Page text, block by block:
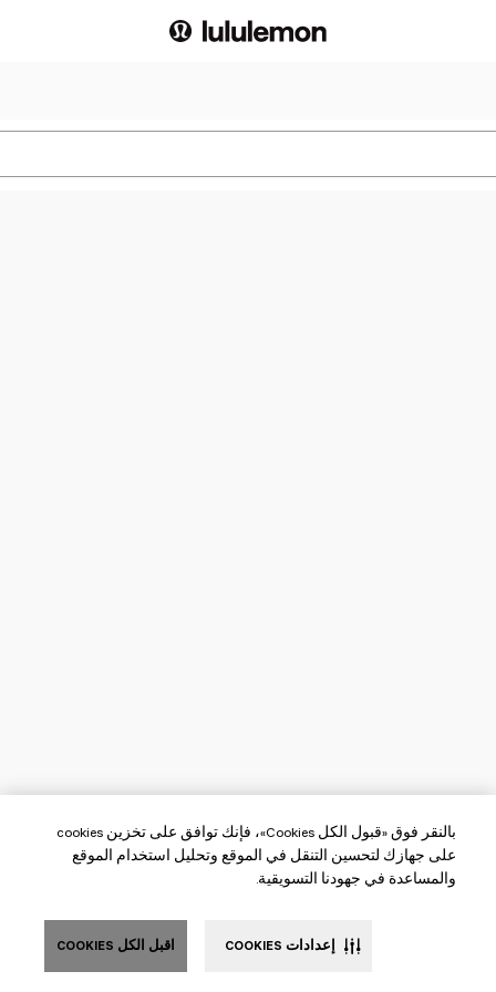
بالنقر فوق «قبول الكل Cookies»، فإنك توافق على تخزين cookies
على جهازك لتحسين التنقل في الموقع وتحليل استخدام الموقع
والمساعدة في جهودنا التسويقية.
اقبل الكل COOKIES إعدادات COOKIES